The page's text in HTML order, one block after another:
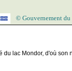
© Gouvernement du
du lac Mondor, d'où son